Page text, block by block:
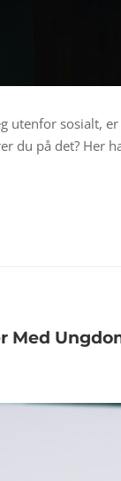
utenfor sosialt,
du på det? Her
Med